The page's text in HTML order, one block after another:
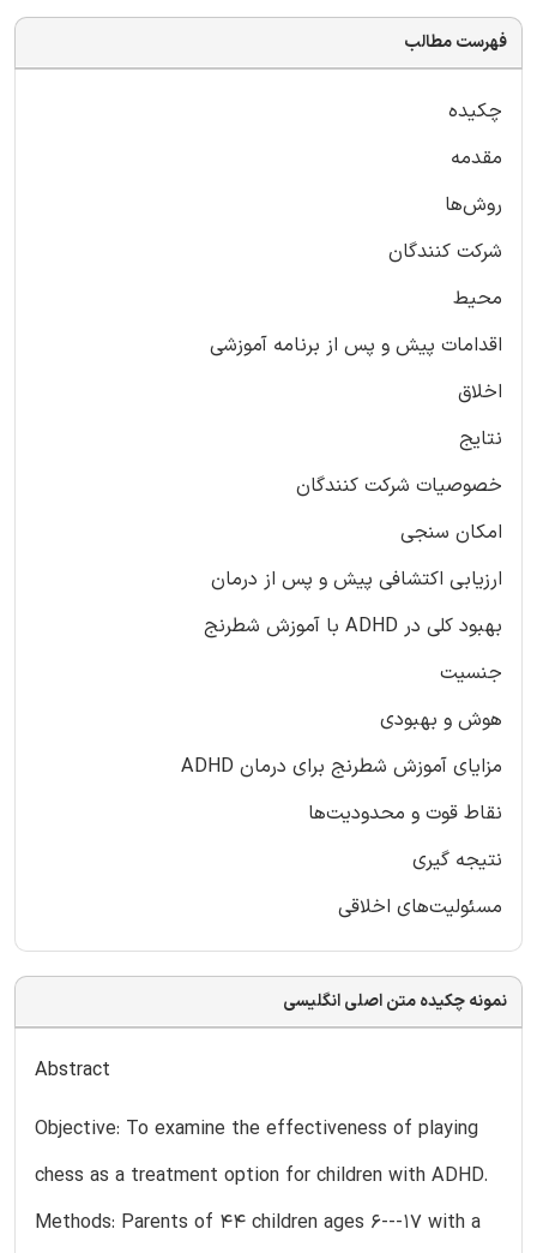
فهرست مطالب
چکیده
مقدمه
روش‌ها
شرکت کنندگان
محیط
اقدامات پیش و پس از برنامه آموزشی
اخلاق
نتایج
خصوصیات شرکت کنندگان
امکان سنجی
ارزیابی اکتشافی پیش و پس از درمان
بهبود کلی در ADHD با آموزش شطرنج
جنسیت
هوش و بهبودی
مزایای آموزش شطرنج برای درمان ADHD
نقاط قوت و محدودیت‌ها
نتیجه گیری
مسئولیت‌های اخلاقی
نمونه چکیده متن اصلی انگلیسی
Abstract
Objective: To examine the effectiveness of playing
chess as a treatment option for children with ADHD.
Methods: Parents of 44 children ages 6---17 with a